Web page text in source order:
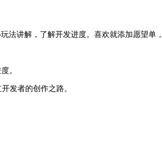
法讲解，了解开发进度。喜欢就添加愿望单
。
发者的创作之路。